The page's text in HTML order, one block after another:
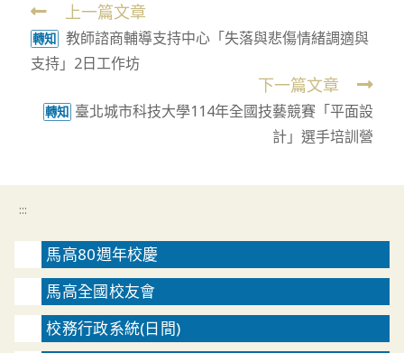
Read
more
articles
上一篇文章
轉知
教師諮商輔導支持中心「失落與悲傷情緒調適與
支持」2日工作坊
下一篇文章
轉知 臺北城市科技大學114年全國技藝競賽「平面設
計」選手培訓營
:::
馬高80週年校慶
馬高全國校友會
校務行政系統(日間)